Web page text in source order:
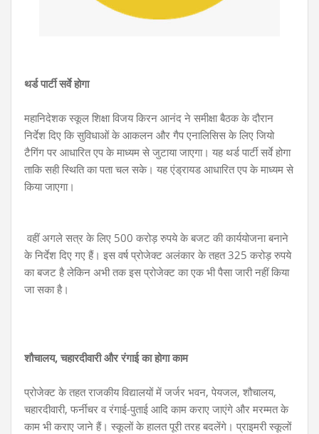
थर्ड पार्टी सर्वे होगा
महानिदेशक स्कूल शिक्षा विजय किरन आनंद ने समीक्षा बैठक के दौरान
निर्देश दिए कि सुविधाओं के आकलन और गैप एनालिसिस के लिए जियो
टैगिंग पर आधारित एप के माध्यम से जुटाया जाएगा। यह थर्ड पार्टी सर्वे होगा
ताकि सही स्थिति का पता चल सके। यह एंड्रायड आधारित एप के माध्यम से
किया जाएगा।
वहीं अगले सत्र के लिए 500 करोड़ रुपये के बजट की कार्ययोजना बनाने
के निर्देश दिए गए हैं। इस वर्ष प्रोजेक्ट अलंकार के तहत 325 करोड़ रुपये
का बजट है लेकिन अभी तक इस प्रोजेक्ट का एक भी पैसा जारी नहीं किया
जा सका है।
शौचालय, चहारदीवारी और रंगाई का होगा काम
प्रोजेक्ट के तहत राजकीय विद्यालयों में जर्जर भवन, पेयजल, शौचालय,
चहारदीवारी, फर्नीचर व रंगाई-पुताई आदि काम कराए जाएंगे और मरम्मत के
काम भी कराए जाने हैं। स्कूलों के हालत पूरी तरह बदलेंगे। प्राइमरी स्कूलों